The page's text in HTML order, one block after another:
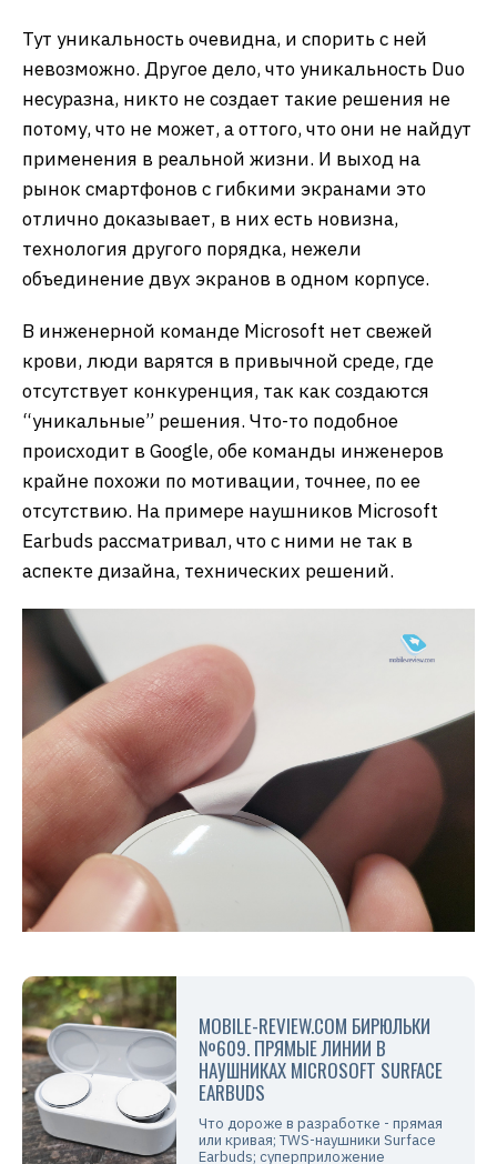
Тут уникальность очевидна, и спорить с ней
невозможно. Другое дело, что уникальность Duo
несуразна, никто не создает такие решения не
потому, что не может, а оттого, что они не найдут
применения в реальной жизни. И выход на
рынок смартфонов с гибкими экранами это
отлично доказывает, в них есть новизна,
технология другого порядка, нежели
объединение двух экранов в одном корпусе.
В инженерной команде Microsoft нет свежей
крови, люди варятся в привычной среде, где
отсутствует конкуренция, так как создаются
“уникальные” решения. Что-то подобное
происходит в Google, обе команды инженеров
крайне похожи по мотивации, точнее, по ее
отсутствию. На примере наушников Microsoft
Earbuds рассматривал, что с ними не так в
аспекте дизайна, технических решений.
MOBILE-REVIEW.COM БИРЮЛЬКИ
№609. ПРЯМЫЕ ЛИНИИ В
НАУШНИКАХ MICROSOFT SURFACE
EARBUDS
Что дороже в разработке - прямая
или кривая; TWS-наушники Surface
Earbuds; суперприложение